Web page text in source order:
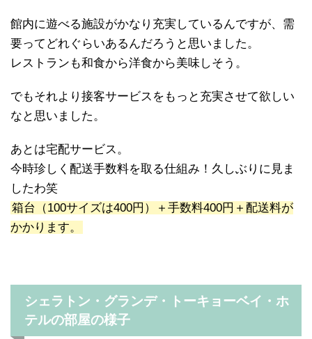
館内に遊べる施設がかなり充実しているんですが、需
要ってどれぐらいあるんだろうと思いました。
レストランも和食から洋食から美味しそう。
でもそれより接客サービスをもっと充実させて欲しい
なと思いました。
あとは宅配サービス。
今時珍しく配送手数料を取る仕組み！久しぶりに見ま
したわ笑
箱台（100サイズは400円）＋手数料400円＋配送料が
かかります。
シェラトン・グランデ・トーキョーベイ・ホ
テルの部屋の様子